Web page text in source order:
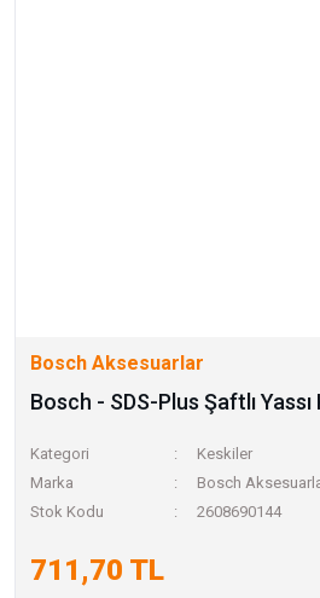
Bosch Aksesuarlar
Bosch - SDS-Plus Şaftlı
Kategori
Keskiler
Marka
Bosch
Stok Kodu
2608690144
711,70 TL